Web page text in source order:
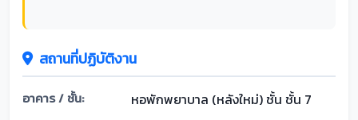
สถานที่ปฏิบัติงาน
อาคาร / ชั้น: หอพักพยาบาล (หลังใหม่) ชั้น ชั้น 7